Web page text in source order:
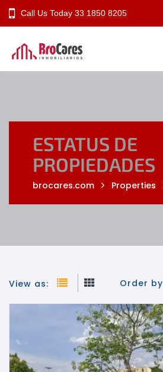
Call Us Today 33 1850 8205
Contacto
ESTATUS DE
PROPIEDADES
brocares.com Properties
View as: Order